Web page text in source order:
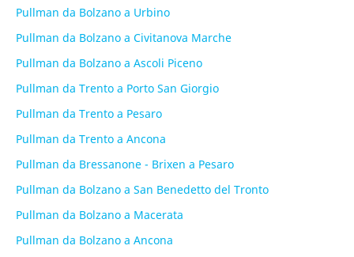
Pullman da Bolzano a Urbino
Pullman da Bolzano a Civitanova Marche
Pullman da Bolzano a Ascoli Piceno
Pullman da Trento a Porto San Giorgio
Pullman da Trento a Pesaro
Pullman da Trento a Ancona
Pullman da Bressanone - Brixen a Pesaro
Pullman da Bolzano a San Benedetto del Tronto
Pullman da Bolzano a Macerata
Pullman da Bolzano a Ancona